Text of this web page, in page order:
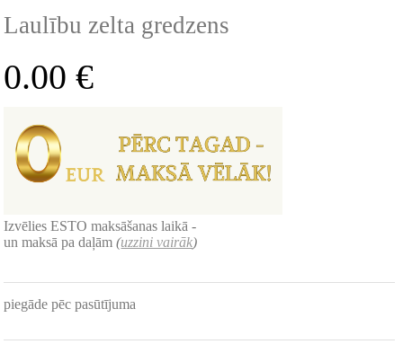
Laulību zelta gredzens
0.00€
Izvēlies ESTO maksāšanas laikā -
un maksā pa daļām(uzzini vairāk)
piegāde pēc pasūtījuma